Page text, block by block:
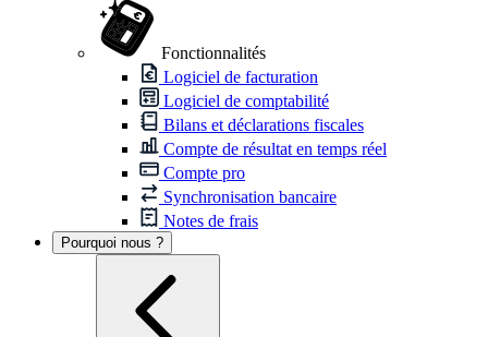
Fonctionnalités
Logiciel de facturation
Logiciel de comptabilité
Bilans et déclarations fiscales
Compte de résultat en temps réel
Compte pro
Synchronisation bancaire
Notes de frais
Pourquoi nous ?